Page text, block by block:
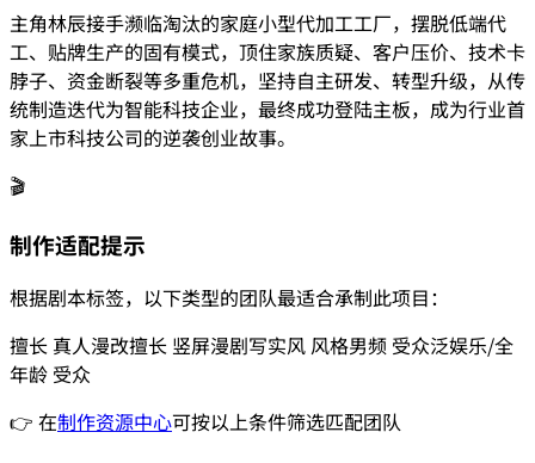
主角林辰接手濒临淘汰的家庭小型代加工工厂，摆脱低端代
工、贴牌生产的固有模式，顶住家族质疑、客户压价、技术卡
脖子、资金断裂等多重危机，坚持自主研发、转型升级，从传
统制造迭代为智能科技企业，最终成功登陆主板，成为行业首
家上市科技公司的逆袭创业故事。
🎬
制作适配提示
根据剧本标签，以下类型的团队最适合承制此项目：
擅长 真人漫改擅长 竖屏漫剧写实风 风格男频 受众泛娱乐/全
年龄 受众
👉 在制作资源中心可按以上条件筛选匹配团队